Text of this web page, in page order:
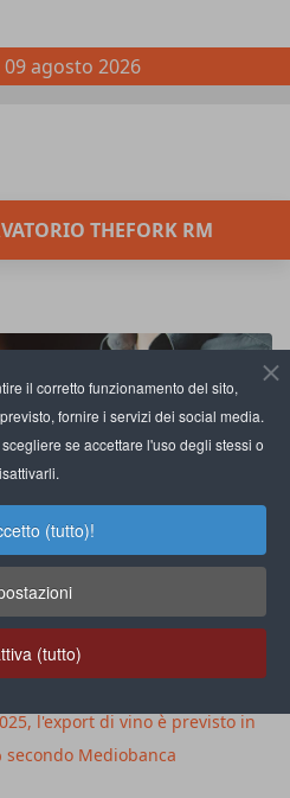
il corretto funzionamento del sito,
fornire i servizi dei social media.
se accettare l'uso degli stessi o
(tutto)!
(tutto)
agosto 2026
THEFORK RM
l'export di vino è previsto in
secondo Mediobanca